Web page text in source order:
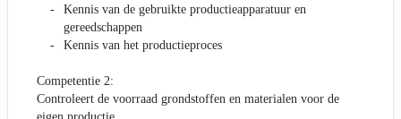
Kennis van de gebruikte productieapparatuur en
gereedschappen
Kennis van het productieproces
Competentie 2:
Controleert de voorraad grondstoffen en materialen voor de